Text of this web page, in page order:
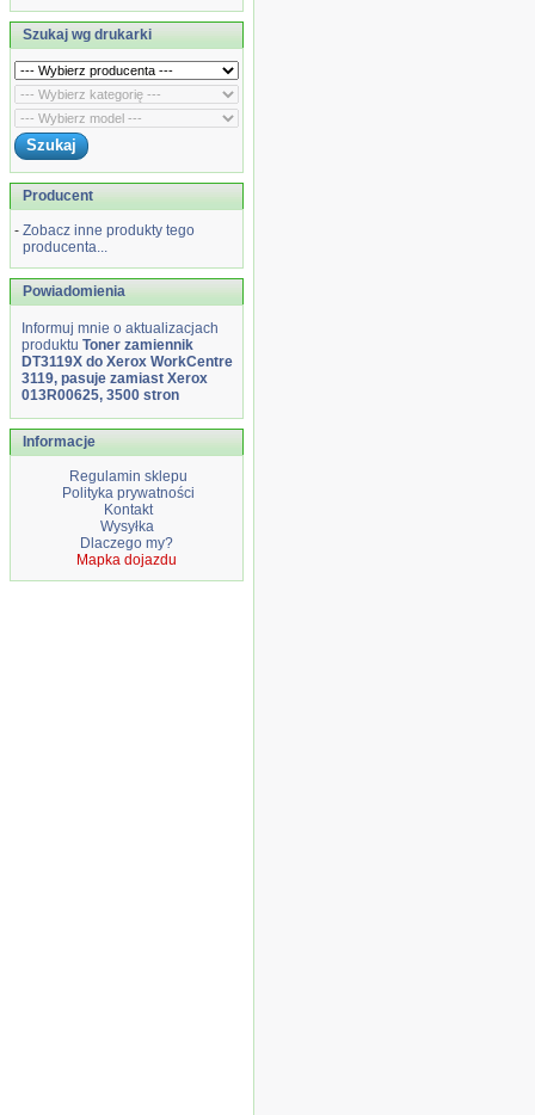
Szukaj wg drukarki
Producent
- Zobacz inne produkty tego
producenta...
Powiadomienia
Informuj mnie o aktualizacjach
produktu Toner zamiennik
DT3119X do Xerox WorkCentre
3119, pasuje zamiast Xerox
013R00625, 3500 stron
Informacje
Regulamin sklepu
Polityka prywatności
Kontakt
Wysyłka
Dlaczego my?
Mapka dojazdu